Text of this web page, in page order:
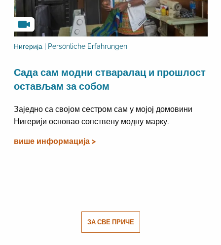
Нигерија | Persönliche Erfahrungen
Сада сам модни стваралац и прошлост
остављам за собом
Заједно са својом сестром сам у мојој домовини
Нигерији основао сопствену модну марку.
више информација >
ЗА СВЕ ПРИЧЕ